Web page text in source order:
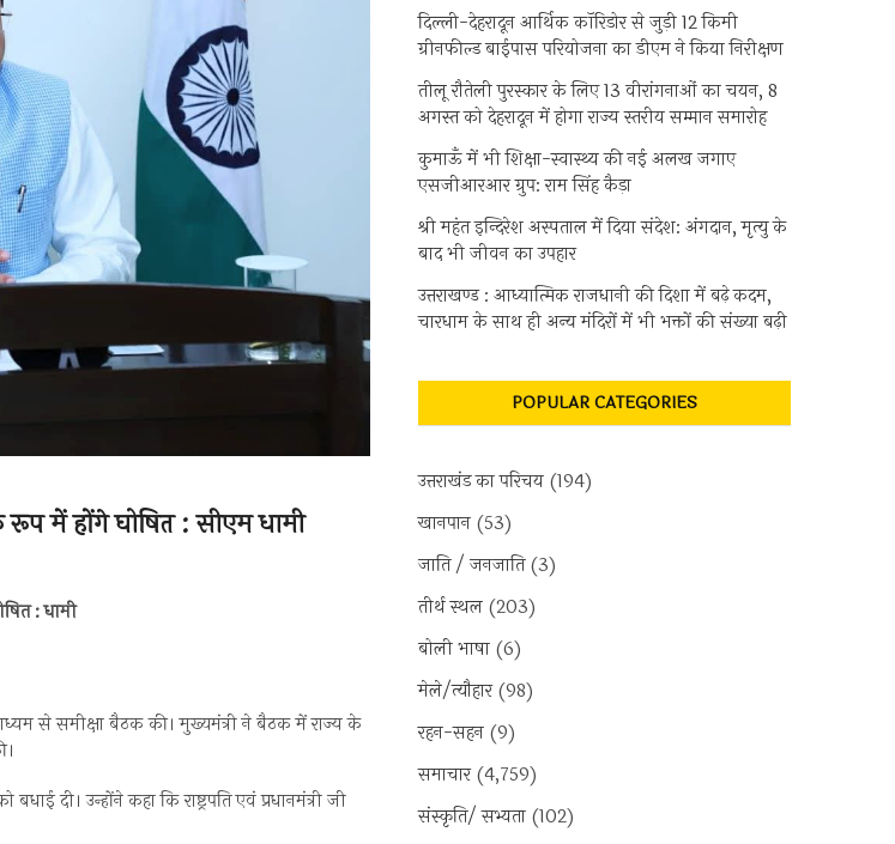
में होंगे घोषित : सीएम धामी
: धामी
से समीक्षा बैठक की। मुख्यमंत्री ने बैठक में राज्य के
दी। उन्होंने कहा कि राष्ट्रपति एवं प्रधानमंत्री जी
दिल्ली-देहरादून आर्थिक कॉरिडोर से जुड़ी 12 किमी
ग्रीनफील्ड बाईपास परियोजना का डीएम ने किया निरीक्षण
तीलू रौतेली पुरस्कार के लिए 13 वीरांगनाओं का चयन, 8
अगस्त को देहरादून में होगा राज्य स्तरीय सम्मान समारोह
कुमाऊँ में भी शिक्षा-स्वास्थ्य की नई अलख जगाए
एसजीआरआर ग्रुप: राम सिंह कैड़ा
श्री महंत इन्दिरेश अस्पताल में दिया संदेश: अंगदान, मृत्यु के
बाद भी जीवन का उपहार
उत्तराखण्ड : आध्यात्मिक राजधानी की दिशा में बढ़े कदम,
चारधाम के साथ ही अन्य मंदिरों में भी भक्तों की संख्या बढ़ी
POPULAR CATEGORIES
उत्तराखंड का परिचय (194)
खानपान (53)
जाति / जनजाति(3)
तीर्थ स्थल (203)
बोली भाषा (6)
मेले/त्यौहार(98)
रहन-सहन (9)
समाचार(4,759)
संस्कृति/ सभ्यता (102)